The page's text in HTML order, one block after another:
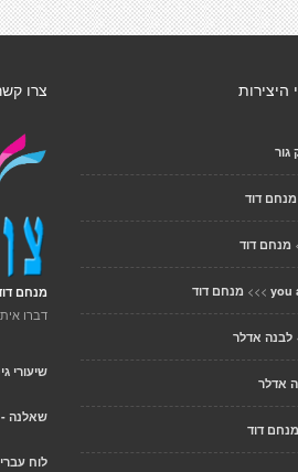
צרו
מנחם
דברו
שיעורי
שאלנה -
לוח עברי
היצירות
גור
מנחם דוד
מנחם דוד
you
>>> מנחם דוד
לבנה אדלר
אדלר
מנחם דוד